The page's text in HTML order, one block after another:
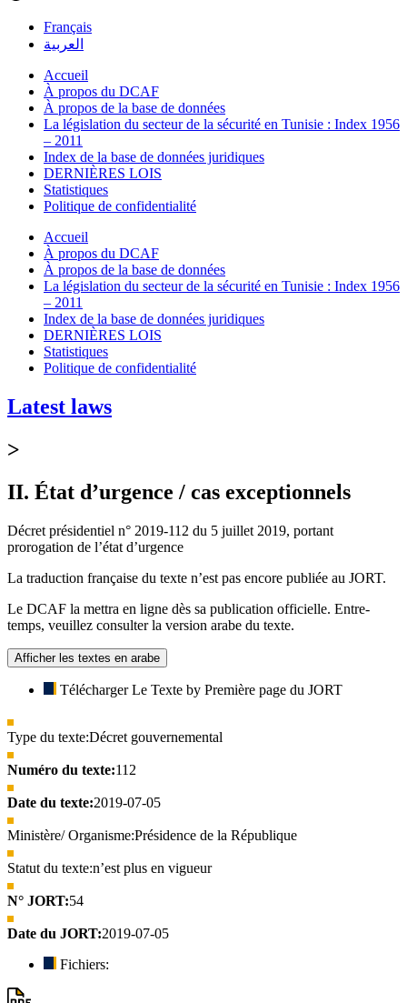
Français
العربية
Accueil
À propos du DCAF
À propos de la base de données
La législation du secteur de la sécurité en Tunisie : Index 1956
– 2011
Index de la base de données juridiques
DERNIÈRES LOIS
Statistiques
Politique de confidentialité
Accueil
À propos du DCAF
À propos de la base de données
La législation du secteur de la sécurité en Tunisie : Index 1956
– 2011
Index de la base de données juridiques
DERNIÈRES LOIS
Statistiques
Politique de confidentialité
Latest laws
>
II. État d’urgence / cas exceptionnels
Décret présidentiel n° 2019-112 du 5 juillet 2019, portant
prorogation de l’état d’urgence
La traduction française du texte n’est pas encore publiée au JORT.
Le DCAF la mettra en ligne dès sa publication officielle. Entre-
temps, veuillez consulter la version arabe du texte.
Afficher les textes en arabe
Télécharger Le Texte by Première page du JORT
Type du texte:Décret gouvernemental
Numéro du texte:112
Date du texte:2019-07-05
Ministère/ Organisme:Présidence de la République
Statut du texte:n’est plus en vigueur
N° JORT:54
Date du JORT:2019-07-05
Fichiers: